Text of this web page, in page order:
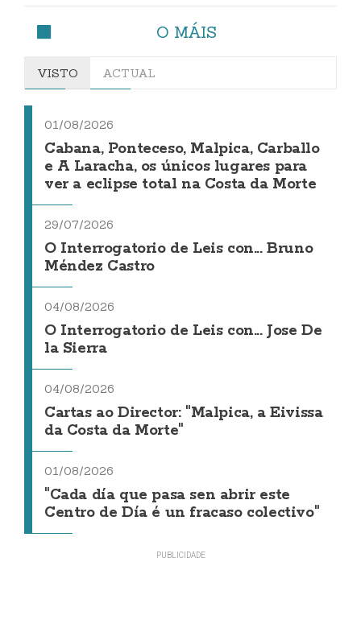
O MÁIS
VISTO ACTUAL
01/08/2026
Cabana, Ponteceso, Malpica, Carballo
e A Laracha, os únicos lugares para
ver a eclipse total na Costa da Morte
29/07/2026
O Interrogatorio de Leis con... Bruno
Méndez Castro
04/08/2026
O Interrogatorio de Leis con... Jose De
la Sierra
04/08/2026
Cartas ao Director: "Malpica, a Eivissa
da Costa da Morte"
01/08/2026
"Cada día que pasa sen abrir este
Centro de Día é un fracaso colectivo"